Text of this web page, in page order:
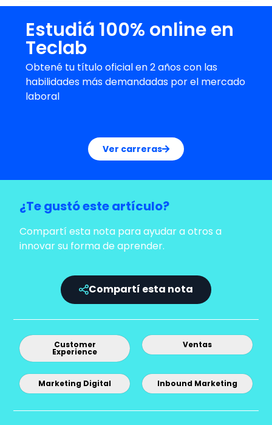
Estudiá 100% online en
Teclab
Obtené tu título oficial en 2 años con las
habilidades más demandadas por el mercado
laboral
Ver carreras
¿Te gustó este artículo?
Compartí esta nota para ayudar a otros a
innovar su forma de aprender.
Compartí esta nota
Customer
Experience
Ventas
Marketing Digital Inbound Marketing